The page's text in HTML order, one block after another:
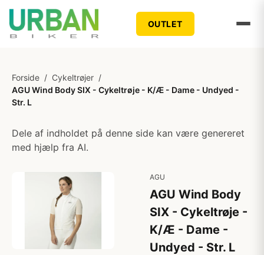
OUTLET
Forside / Cykeltrøjer /
AGU Wind Body SIX - Cykeltrøje - K/Æ - Dame - Undyed -
Str. L
Dele af indholdet på denne side kan være genereret
med hjælp fra AI.
AGU
AGU Wind Body
SIX - Cykeltrøje -
K/Æ - Dame -
Undyed - Str. L